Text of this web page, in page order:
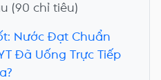
(90 chỉ tiêu)
Nước Đạt Chuẩn
Đã Uống Trực Tiếp